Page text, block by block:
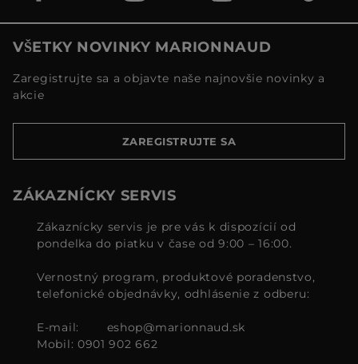
VŠETKY NOVINKY MARIONNAUD
Zaregistrujte sa a objavte naše najnovšie novinky a
akcie
ZAREGISTRUJTE SA
ZÁKAZNÍCKY SERVIS
Zákaznícky servis je pre vás k dispozícií od
pondelka do piatku v čase od 9:00 – 16:00.
Vernostný program, produktové poradenstvo,
telefonické objednávky, odhlásenie z odberu:
E-mail:
eshop@marionnaud.sk
Mobil: 0901 902 662